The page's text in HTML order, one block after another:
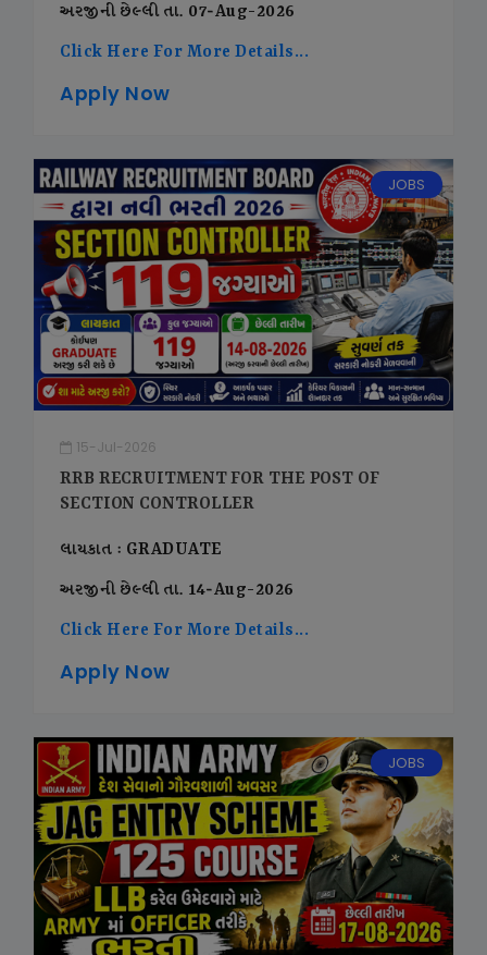
અરજીની છેલ્લી તા. 07-Aug-2026
Click Here For More Details...
Apply Now
JOBS
15-Jul-2026
RRB RECRUITMENT FOR THE POST OF
SECTION CONTROLLER
લાયકાત : GRADUATE
અરજીની છેલ્લી તા. 14-Aug-2026
Click Here For More Details...
Apply Now
JOBS